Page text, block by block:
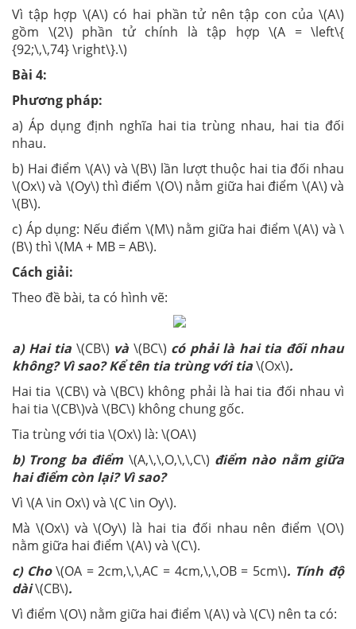
Vì tập hợp \(A\) có hai phần tử nên tập con của \(A\)
gồm \(2\) phần tử chính là tập hợp \(A = \left\{
{92;\,\,74} \right\}.\)
Bài 4:
Phương pháp:
a) Áp dụng định nghĩa hai tia trùng nhau, hai tia đối
nhau.
b) Hai điểm \(A\) và \(B\) lần lượt thuộc hai tia đối nhau
\(Ox\) và \(Oy\) thì điểm \(O\) nằm giữa hai điểm \(A\) và
\(B\).
c) Áp dụng: Nếu điểm \(M\) nằm giữa hai điểm \(A\) và \
(B\) thì \(MA + MB = AB\).
Cách giải:
Theo đề bài, ta có hình vẽ:
a) Hai tia \(CB\) và \(BC\) có phải là hai tia đối nhau
không? Vì sao? Kể tên tia trùng với tia\(Ox\).
Hai tia \(CB\) và \(BC\) không phải là hai tia đối nhau vì
hai tia \(CB\)và \(BC\) không chung gốc.
Tia trùng với tia \(Ox\) là: \(OA\)
b) Trong ba điểm \(A,\,\,O,\,\,C\) điểm nào nằm giữa
hai điểm còn lại? Vì sao?
Vì \(A \in Ox\) và \(C \in Oy\).
Mà \(Ox\) và \(Oy\) là hai tia đối nhau nên điểm \(O\)
nằm giữa hai điểm \(A\) và \(C\).
c) Cho\(OA = 2cm,\,\,AC = 4cm,\,\,OB = 5cm\). Tính độ
dài\(CB\).
Vì điểm \(O\) nằm giữa hai điểm \(A\) và \(C\) nên ta có: